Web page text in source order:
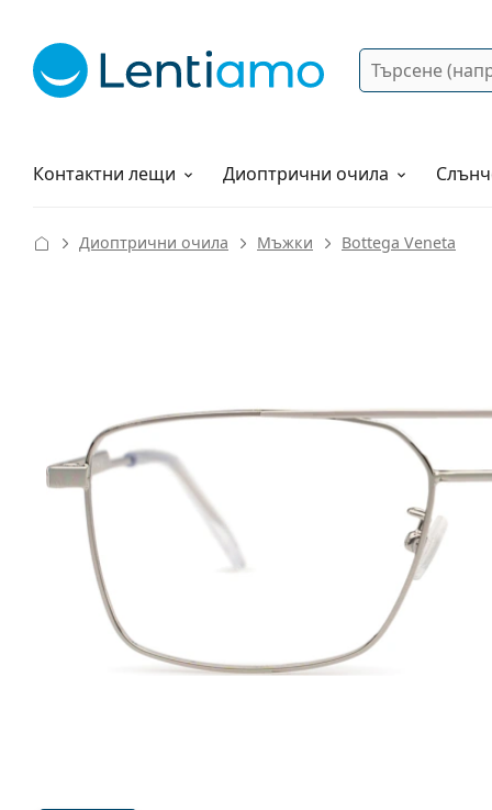
Търсене
Контактни лещи
Разтвори Диоптрични очила
Как да поръчам?
Диоптрични очила Мъжки Bottega Veneta
Ширина
41 mm
Височина на стъклото Ширина на стъклото
Ширина
на